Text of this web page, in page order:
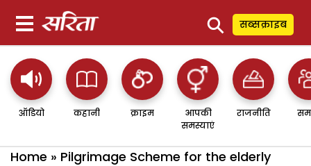
⚲ सब्सक्राइब
ऑडियो कहानी क्राइम
आपकी
समस्याएं
राजनीति
Home » Pilgrimage Scheme for the elderly